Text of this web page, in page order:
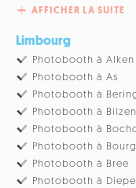
AFFICHER LA SUITE
Limbourg
Photobooth à Alken
Photobooth à As
Photobooth à
Photobooth à Bilzen
Photobooth à
Photobooth à
Photobooth à Bree
Photobooth à